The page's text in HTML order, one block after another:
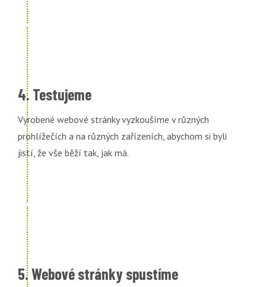
4. Testujeme
Vyrobené webové stránky vyzkoušíme v různých
prohlížečích a na různých zařízeních, abychom si byli
jistí, že vše běží tak, jak má.
5. Webové stránky spustíme